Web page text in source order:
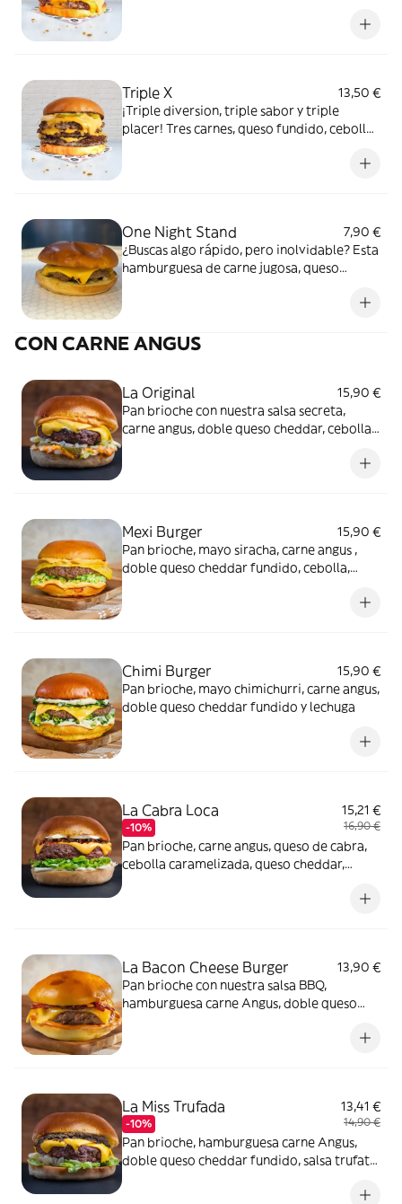
secreta que te hará gemir de placer. ¿Listo
Triple X
13,50 €
¡Triple diversion, triple sabor y triple
placer! Tres carnes, queso fundido, cebolla,
One Night Stand
7,90 €
¿Buscas algo rápido, pero inolvidable? Esta
hamburguesa de carne jugosa, queso
mordida. ¡Que no se repita! O tal vez sí…
CON CARNE ANGUS
La Original
15,90 €
Pan brioche con nuestra salsa secreta,
carne angus, doble queso cheddar, cebolla,
Mexi Burger
15,90 €
Pan brioche, mayo siracha, carne angus ,
doble queso cheddar fundido, cebolla,
Chimi Burger
15,90 €
Pan brioche, mayo chimichurri, carne angus,
doble queso cheddar fundido y lechuga
La Cabra Loca
-10%
15,21 €
16,90 €
Pan brioche, carne angus, queso de cabra,
cebolla caramelizada, queso cheddar,
La Bacon Cheese Burger
13,90 €
Pan brioche con nuestra salsa BBQ,
hamburguesa carne Angus, doble queso
La Miss Trufada
-10%
13,41 €
14,90 €
Pan brioche, hamburguesa carne Angus,
doble queso cheddar fundido, salsa trufata